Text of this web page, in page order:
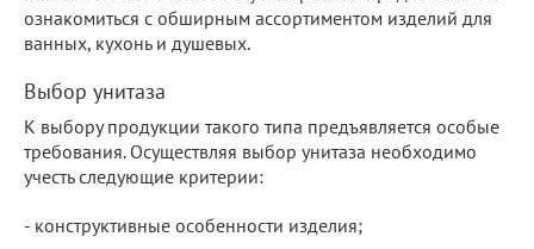
ознакомиться с обширным ассортиментом изделий для
ванных, кухонь и душевых.
Выбор унитаза
К выбору продукции такого типа предъявляется особые
требования. Осуществляя выбор унитаза необходимо
учесть следующие критерии:
- конструктивные особенности изделия;